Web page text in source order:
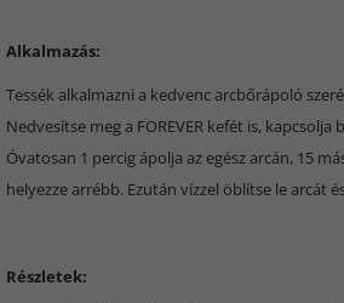
Alkalmazás:
Tessék alkalmazni a kedvenc arcbőrápoló
Nedvesítse meg a FOREVER kefét is, kapcsolja
Óvatosan 1 percig ápolja az egész arcán, 15
helyezze arrébb. Ezután vízzel öblítse le arcát
Részletek: